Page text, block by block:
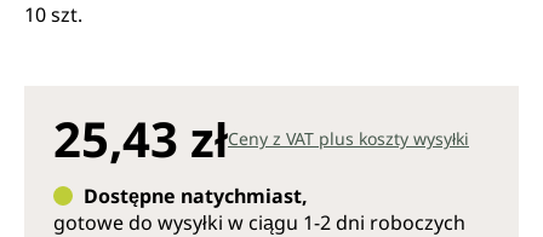
10 szt.
25,43 złCeny z VAT plus koszty wysyłki
Dostępne natychmiast,
gotowe do wysyłki w ciągu 1-2 dni roboczych